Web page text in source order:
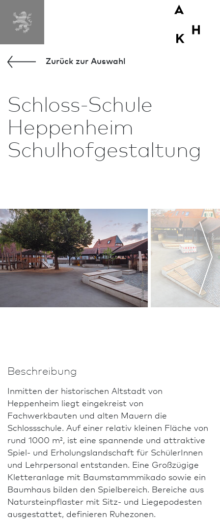
Zurück zur Aus­wahl
Schloss-Schule
Heppenheim
Schulhofgestaltung
Nikolai Benner El
k
e
M
e
n
e
ri
c
h,
Ri
e
hl
B
a
u
e
r
m
a
n
n
+
P
a
r
t
n
e
Beschreibung
Inmitten der historischen Altstadt von
Heppenheim liegt eingekreist von
Fachwerkbauten und alten Mauern die
Schlossschule. Auf einer relativ kleinen Fläche von
rund 1000 m², ist eine spannende und attraktive
Spiel- und Er­holungslandschaft für SchülerInnen
und Lehrpersonal entstanden. Eine Großzügige
Kletteranlage mit Baumstammmikado sowie ein
Baumhaus bilden den Spielbereich. Bereiche aus
Natursteinpflaster mit Sitz- und Liegepodesten
ausgestattet, definieren Ruhezonen.